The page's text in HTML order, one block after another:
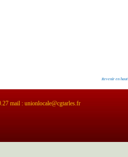
Confédération en meeting à la
-PLF 2026 : De l’argent, il y en a
pour nos services publics !
territoire. »
Revenir en haut
mail : unionlocale@cgtarles.fr